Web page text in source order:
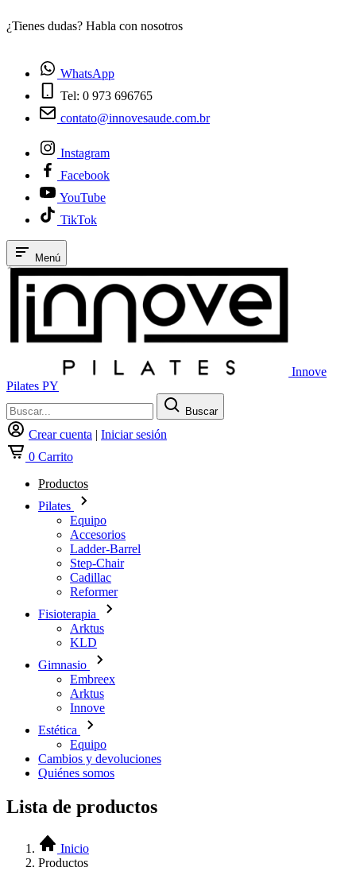
¿Tienes dudas? Habla con nosotros
WhatsApp
Tel: 0 973 696765
contato@innovesaude.com.br
Instagram
Facebook
YouTube
TikTok
Menú
Innove
Pilates PY
Buscar
Crear cuenta | Iniciar sesión
0 Carrito
Productos
Pilates
Equipo
Accesorios
Ladder-Barrel
Step-Chair
Cadillac
Reformer
Fisioterapia
Arktus
KLD
Gimnasio
Embreex
Arktus
Innove
Estética
Equipo
Cambios y devoluciones
Quiénes somos
Lista de productos
Inicio
Productos